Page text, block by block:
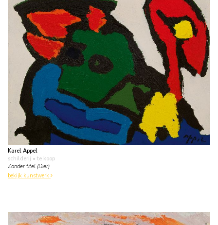
Karel Appel
schilderij • te koop
Zonder titel (Dier)
bekijk kunstwerk